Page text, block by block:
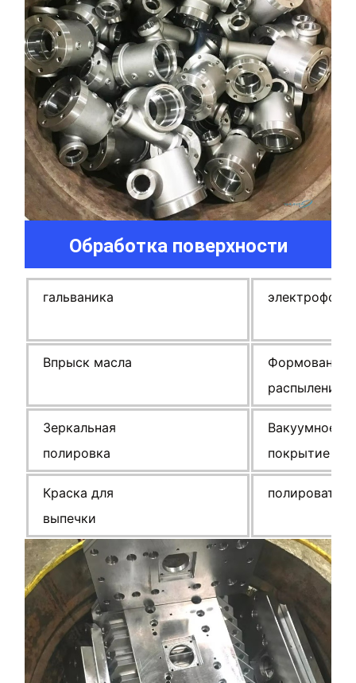
Обработка поверхности
гальваника
Впрыск масла
Формование
распылением
Зеркальная
полировка
Вакуумное
покрытие
Краска для
выпечки
полировать